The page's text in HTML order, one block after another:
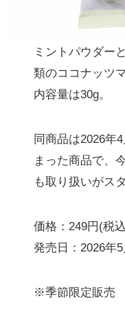
ミントパウダー
類のココナッツ
内容量は30g。
同商品は2026年
まった商品で、
も取り扱いがス
価格：249円(税
発売日：2026年
※季節限定販売